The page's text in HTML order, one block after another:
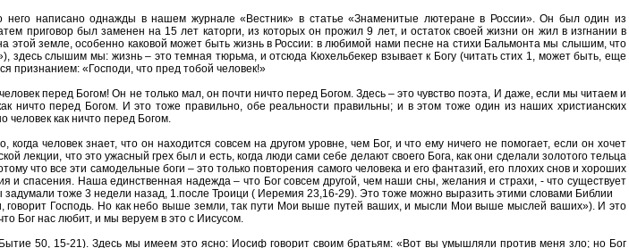
него написано однажды в нашем журнале «Вестник» в статье «Знаменитые лютеране в России». Он был один из
приговор был заменен на 15 лет каторги, из которых он прожил 9 лет, и остаток своей жизни он жил в изгнании в
этой земле, особенно каковой может быть жизнь в России: в любимой нами песне на стихи Бальмонта мы слышим, что
слышим мы: жизнь – это темная тюрьма, и отсюда Кюхельбекер взывает к Богу (читать стих 1, может быть, еще
признанием: «Господи, что пред тобой человек!»
перед Богом! Он не только мал, он почти ничто перед Богом. Здесь – это чувство поэта, И даже, если мы читаем и
ничто перед Богом. И это тоже правильно, обе реальности правильны; и в этом тоже один из наших христианских
человек как ничто перед Богом.
человек знает, что он находится совсем на другом уровне, чем Бог, и что ему ничего не помогает, если он хочет
лекции, что это ужасный грех был и есть, когда люди сами себе делают своего Бога, как они сделали золотого тельца
что все эти самодельные боги – это только повторения самого человека и его фантазий, его плохих снов и хороших
и спасения. Наша единственная надежда – что Бог совсем другой, чем наши сны, желания и страхи, - что существует
тоже 3 недели назад, 1.после Троици ( Иеремия 23,16-29). Это тоже можно выразить этими словами Библии
Господь. Но как небо выше земли, так пути Мои выше путей ваших, и мысли Мои выше мыслей ваших»). И это
Бог нас любит, и мы веруем в это с Иисусом.
50, 15-21). Здесь мы имеем это ясно: Иосиф говорит своим братьям: «Вот вы умышляли против меня зло; но Бог